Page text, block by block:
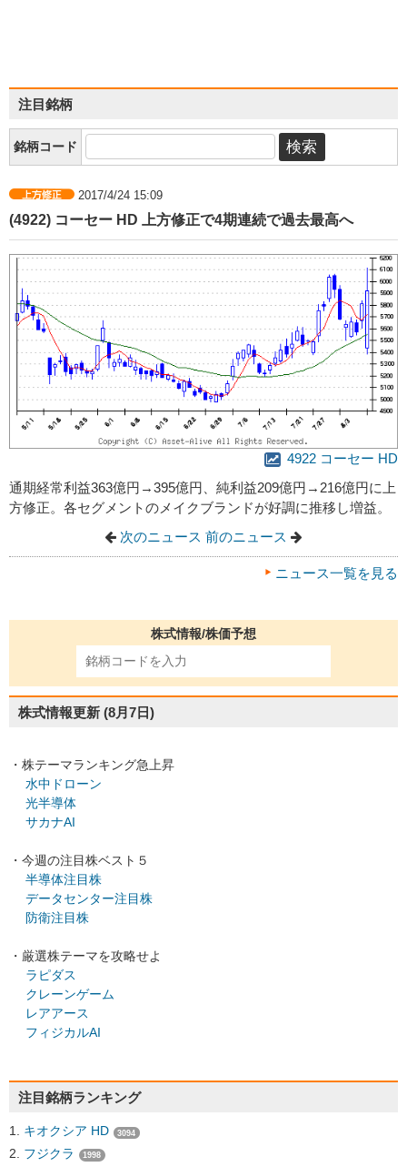
注目銘柄
銘柄コード
2017/4/24 15:09
(4922) コーセー HD 上方修正で4期連続で過去最高へ
4922 コーセー HD
通期経常利益363億円→395億円、純利益209億円→216億円に上
方修正。各セグメントのメイクブランドが好調に推移し増益。
次のニュース 前のニュース
ニュース一覧を見る
株式情報/株価予想
株式情報更新 (8月7日)
・株テーマランキング急上昇
水中ドローン
光半導体
サカナAI
・今週の注目株ベスト５
半導体注目株
データセンター注目株
防衛注目株
・厳選株テーマを攻略せよ
ラピダス
クレーンゲーム
レアアース
フィジカルAI
注目銘柄ランキング
キオクシア HD 3094
フジクラ 1998